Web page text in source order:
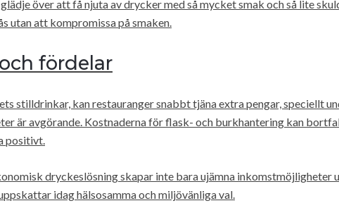
över att få njuta av drycker med så mycket smak och så lite
utan att kompromissa på smaken.
fördelar
stilldrinkar, kan restauranger snabbt tjäna extra pengar, speciellt
är avgörande. Kostnaderna för flask- och burkhantering kan
positivt.
dryckeslösning skapar inte bara ujämna inkomstmöjligheter
idag hälsosamma och miljövänliga val.